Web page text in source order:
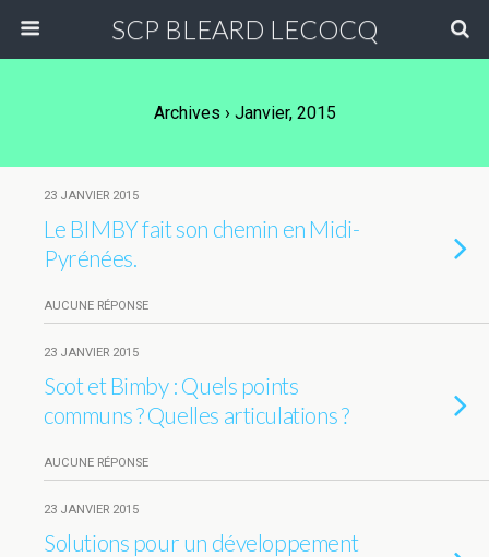
SCP BLEARD LECOCQ
Archives › Janvier, 2015
23 JANVIER 2015
Le BIMBY fait son chemin en Midi-
Pyrénées.
AUCUNE RÉPONSE
23 JANVIER 2015
Scot et Bimby : Quels points
communs ? Quelles articulations ?
AUCUNE RÉPONSE
23 JANVIER 2015
Solutions pour un développement